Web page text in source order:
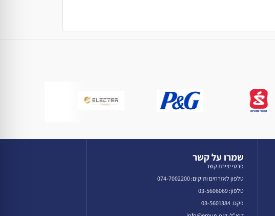
שמרו על קשר
פרטי יצירת קשר
טלפון לאזרחים ותיקים: 074-7002200
טלפון: 03-5606069
פקס. 03-5601384